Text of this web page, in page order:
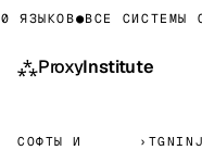
ЯЗЫКОВ ●ВСЕ СИСТЕМЫ
⁂ProxyInstitute
СОФТЫ И
›